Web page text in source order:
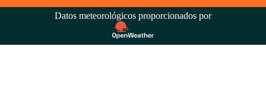
Datos meteorológicos proporcionados por